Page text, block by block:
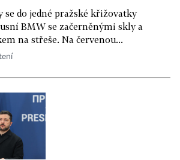
se do jedné pražské křižovatky
BMW se začerněnými skly a
na střeše. Na červenou...